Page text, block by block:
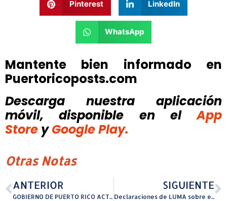
Pinterest LinkedIn
WhatsApp
Mantente bien informado en
Puertoricoposts.com
Descarga nuestra aplicación
móvil, disponible
en el
App
Store y Google Play.
Otras Notas
ANTERIOR
GOBIERNO DE PUERTO RICO ACTIVA INICIATIVA DE EMPLEOS TEMPOREROS PARA ATENDER EMERGENCIA POR INUNDACIONES
SIGUIENTE
Declaraciones de LUMA sobre expresiones de Josué Colón